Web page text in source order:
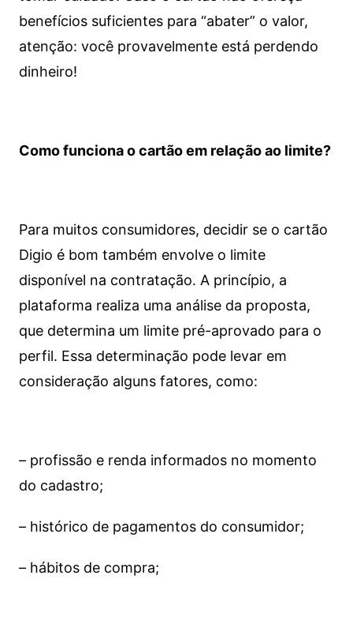
benefícios suficientes para “abater” o valor,
atenção: você provavelmente está perdendo
dinheiro!
Como funciona o cartão em relação ao limite?
Para muitos consumidores, decidir se o cartão
Digio é bom também envolve o limite
disponível na contratação. A princípio, a
plataforma realiza uma análise da proposta,
que determina um limite pré-aprovado para o
perfil. Essa determinação pode levar em
consideração alguns fatores, como:
– profissão e renda informados no momento
do cadastro;
– histórico de pagamentos do consumidor;
– hábitos de compra;